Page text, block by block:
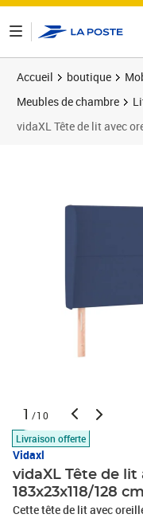
Accueil boutique
Meubles de chambre
vidaXL Tête de lit avec
1 /10
Livraison offerte
Vidaxl
vidaXL Tête de lit
183x23x118/128
Cette tête de lit avec